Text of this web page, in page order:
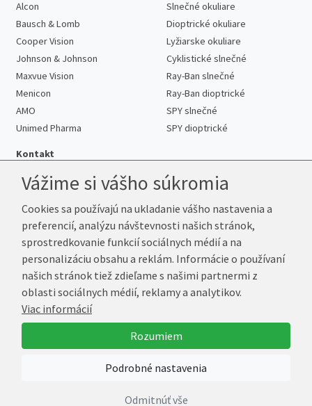
Alcon
Bausch & Lomb
Cooper Vision
Johnson & Johnson
Maxvue Vision
Menicon
AMO
Unimed Pharma
Slnečné okuliare
Dioptrické okuliare
Lyžiarske okuliare
Cyklistické slnečné
Ray-Ban slnečné
Ray-Ban dioptrické
SPY slnečné
SPY dioptrické
Kontakt
Telefón:+421 222 205 863
E-mail:info@kup-sosovky.sk
Reklamačná adresa
Andrea Votavová
Revoluční 1017
290 01 Poděbrady
Česká republika
VytvorilMarek Kebza
Vážime si vášho súkromia
Cookies sa používajú na ukladanie vášho nastavenia a
preferencií, analýzu návštevnosti našich stránok,
sprostredkovanie funkcií sociálnych médií a na
personalizáciu obsahu a reklám. Informácie o používaní
našich stránok tiež zdieľame s našimi partnermi z
oblasti sociálnych médií, reklamy a analytikov.
Viac informácií
Rozumiem
Podrobné nastavenia
Odmitnúť vše